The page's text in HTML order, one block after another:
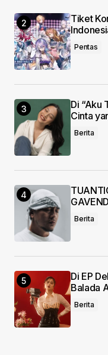
Submit Tiket
Pentas
Di “Aku
Cinta
Berita
Berita
Di EP
Balada
Berita